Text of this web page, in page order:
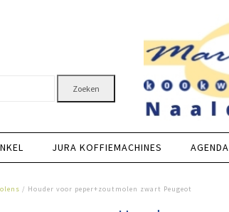
Zoeken
JURA KOFFIEMACHINES AGENDA
/ Houder voor peper+zoutmolen zwart Peugeot